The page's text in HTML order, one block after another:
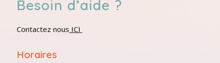
Besoin d’aide ?
Contactez nous ICI
Horaires